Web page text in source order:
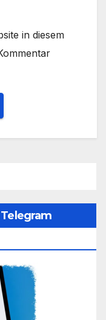
in diesem
Telegram